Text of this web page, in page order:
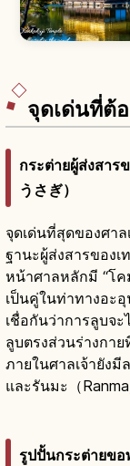
จุดเด่นที่ต้
กระต่ายผู้ส่งสาร
うさぎ）
จุดเด่นที่สุดของศา
ฐานะผู้ส่งสารของเ
หน้าศาลหลักมี “โค
เป็นคู่ในท่าทางอะอุ
เชื่อกันว่าการลูบจ
ลูบตรงส่วนร่างกา
ภายในศาลเจ้ายัง
และรันมะ（
รูปปั้นกระต่ายขอ